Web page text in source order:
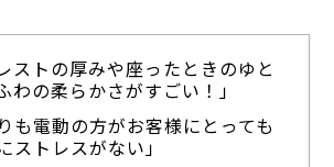
ストの厚みや座ったときのゆと
わの柔らかさがすごい！」
も電動の方がお客様にとっても
ストレスがない」